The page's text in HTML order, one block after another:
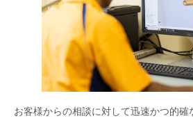
お客様からの相談に対して迅速かつ的確